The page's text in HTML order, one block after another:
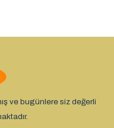
ve bugünlere siz değerli